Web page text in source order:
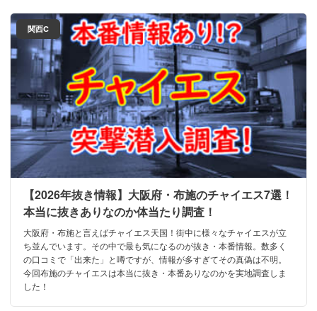
関西C
【2026年抜き情報】大阪府・布施のチャイエス7選！
本当に抜きありなのか体当たり調査！
大阪府・布施と言えばチャイエス天国！街中に様々なチャイエスが立
ち並んでいます。その中で最も気になるのが抜き・本番情報。数多く
の口コミで「出来た」と噂ですが、情報が多すぎてその真偽は不明。
今回布施のチャイエスは本当に抜き・本番ありなのかを実地調査しま
した！